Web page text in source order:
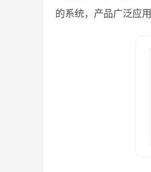
的系统，产品广泛应